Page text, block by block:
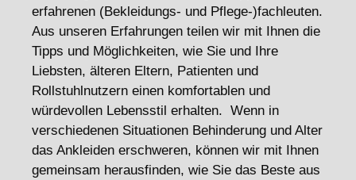
erfahrenen (Bekleidungs- und Pflege-)fachleuten.
Aus unseren Erfahrungen teilen wir mit Ihnen die
Tipps und Möglichkeiten, wie Sie und Ihre
Liebsten, älteren Eltern, Patienten und
Rollstuhlnutzern einen komfortablen und
würdevollen Lebensstil erhalten. Wenn in
verschiedenen Situationen Behinderung und Alter
das Ankleiden erschweren, können wir mit Ihnen
gemeinsam herausfinden, wie Sie das Beste aus